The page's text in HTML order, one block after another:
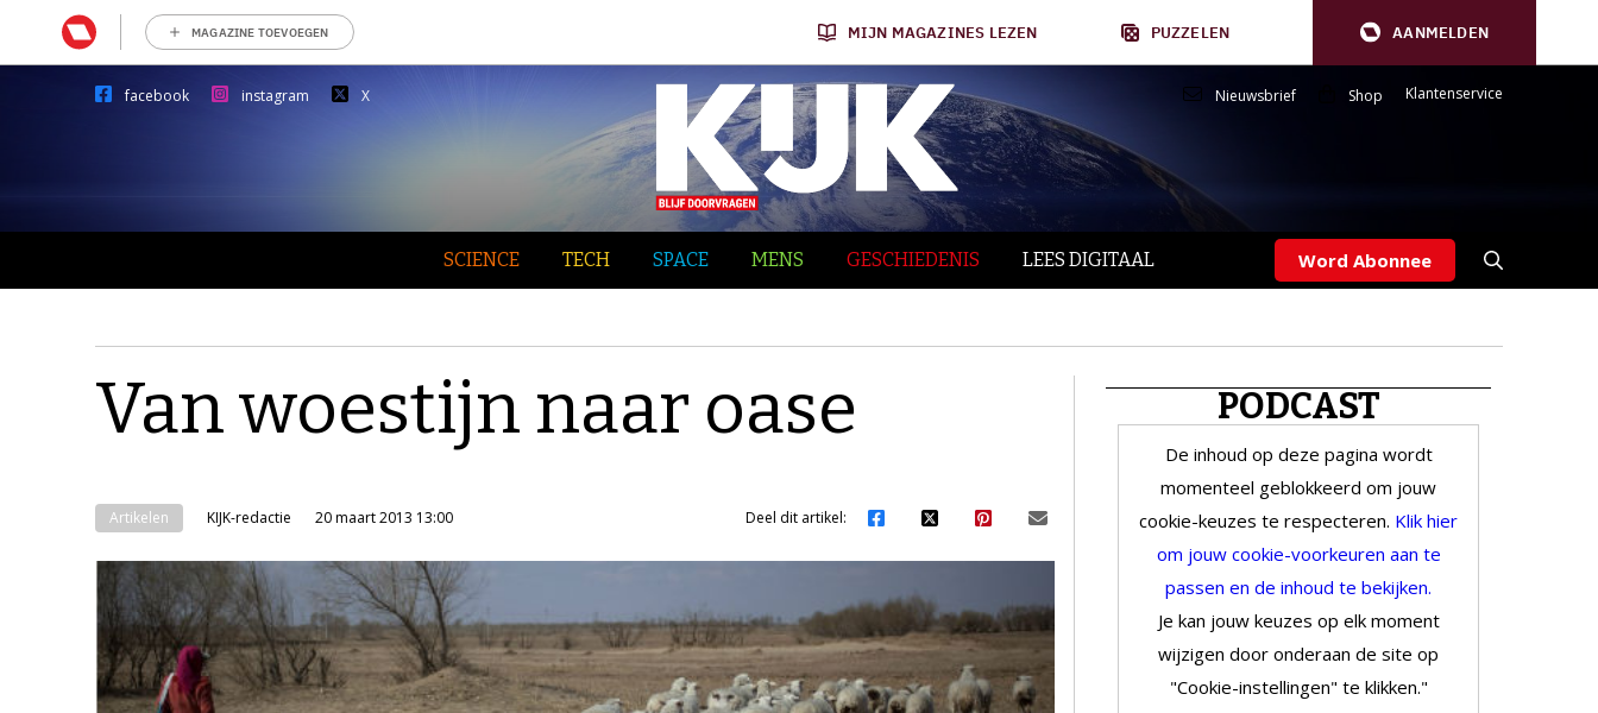
MAGAZINE TOEVOEGEN MIJN MAGAZINES LEZEN PUZZELEN AANMELDEN
facebook instagram X Nieuwsbrief Shop Klantenservice
SCIENCE TECH SPACE MENS GESCHIEDENIS LEES DIGITAAL Word Abonnee
Van woestijn naar oase
Artikelen KIJK-redactie 20 maart 2013 13:00 Deel dit artikel:
PODCAST
De inhoud op deze pagina wordt
momenteel geblokkeerd om jouw
cookie-keuzes te respecteren. Klik hier
om jouw cookie-voorkeuren aan te
passen en de inhoud te bekijken.
Je kan jouw keuzes op elk moment
wijzigen door onderaan de site op
"Cookie-instellingen" te klikken."